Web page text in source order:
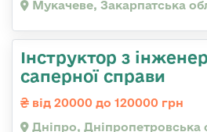
Мукачеве, Закарпатська
Інструктор з
саперної справи
від 20000 до 120000 грн
Дніпро, Дніпропетровська